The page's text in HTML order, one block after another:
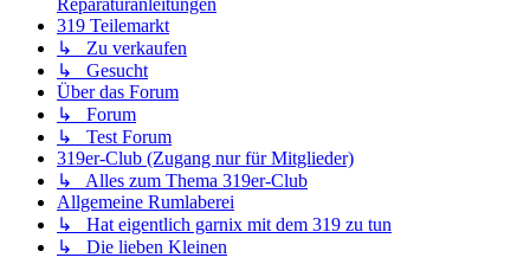
Reparaturanleitungen
319 Teilemarkt
↳ Zu verkaufen
↳ Gesucht
Über das Forum
↳ Forum
↳ Test Forum
319er-Club (Zugang nur für Mitglieder)
↳ Alles zum Thema 319er-Club
Allgemeine Rumlaberei
↳ Hat eigentlich garnix mit dem 319 zu tun
↳ Die lieben Kleinen